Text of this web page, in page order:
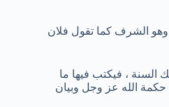
الشرف كما تقول فلان
السنة ، فيكتب فيها ما
الله عز وجل وبيان